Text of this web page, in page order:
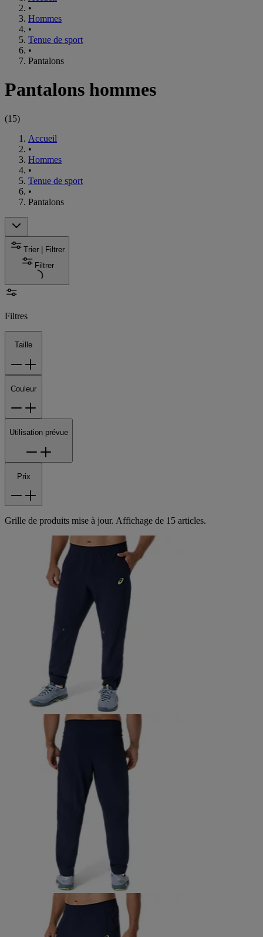
•
Hommes
•
Tenue de sport
•
Pantalons
Pantalons hommes
(15)
Accueil
•
Hommes
•
Tenue de sport
•
Pantalons
Trier | Filtrer
Filtrer
Filtres
Taille
Couleur
Utilisation prévue
Prix
Grille de produits mise à jour. Affichage de 15 articles.